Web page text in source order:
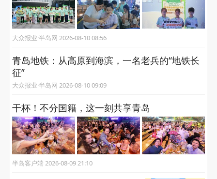
大众报业·半岛网 2026-08-10 08:56
青岛地铁：从高原到海滨，一名老兵的“地铁长
征”
大众报业·半岛网 2026-08-10 09:09
干杯！不分国籍，这一刻共享青岛
半岛客户端 2026-08-09 21:10